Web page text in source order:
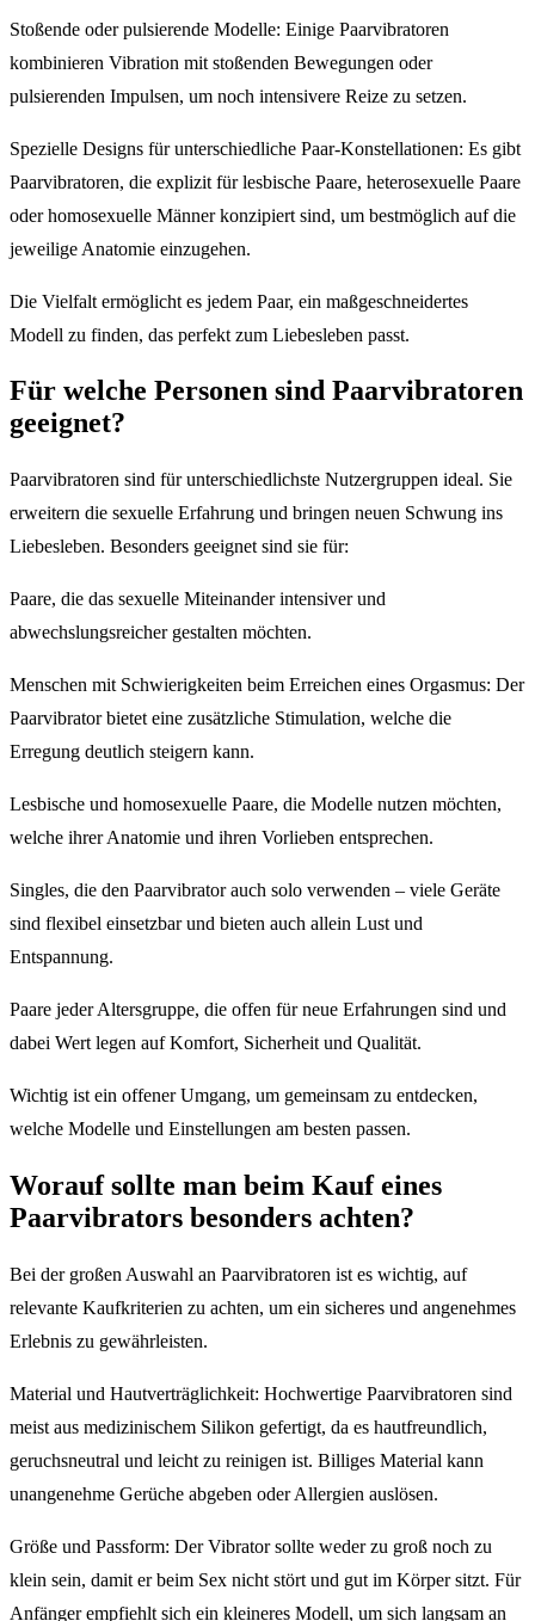
Stoßende oder pulsierende Modelle: Einige Paarvibratoren
kombinieren Vibration mit stoßenden Bewegungen oder
pulsierenden Impulsen, um noch intensivere Reize zu setzen.
Spezielle Designs für unterschiedliche Paar-Konstellationen: Es gibt
Paarvibratoren, die explizit für lesbische Paare, heterosexuelle Paare
oder homosexuelle Männer konzipiert sind, um bestmöglich auf die
jeweilige Anatomie einzugehen.
Die Vielfalt ermöglicht es jedem Paar, ein maßgeschneidertes
Modell zu finden, das perfekt zum Liebesleben passt.
Für welche Personen sind Paarvibratoren
geeignet?
Paarvibratoren sind für unterschiedlichste Nutzergruppen ideal. Sie
erweitern die sexuelle Erfahrung und bringen neuen Schwung ins
Liebesleben. Besonders geeignet sind sie für:
Paare, die das sexuelle Miteinander intensiver und
abwechslungsreicher gestalten möchten.
Menschen mit Schwierigkeiten beim Erreichen eines Orgasmus: Der
Paarvibrator bietet eine zusätzliche Stimulation, welche die
Erregung deutlich steigern kann.
Lesbische und homosexuelle Paare, die Modelle nutzen möchten,
welche ihrer Anatomie und ihren Vorlieben entsprechen.
Singles, die den Paarvibrator auch solo verwenden – viele Geräte
sind flexibel einsetzbar und bieten auch allein Lust und
Entspannung.
Paare jeder Altersgruppe, die offen für neue Erfahrungen sind und
dabei Wert legen auf Komfort, Sicherheit und Qualität.
Wichtig ist ein offener Umgang, um gemeinsam zu entdecken,
welche Modelle und Einstellungen am besten passen.
Worauf sollte man beim Kauf eines
Paarvibrators besonders achten?
Bei der großen Auswahl an Paarvibratoren ist es wichtig, auf
relevante Kaufkriterien zu achten, um ein sicheres und angenehmes
Erlebnis zu gewährleisten.
Material und Hautverträglichkeit: Hochwertige Paarvibratoren sind
meist aus medizinischem Silikon gefertigt, da es hautfreundlich,
geruchsneutral und leicht zu reinigen ist. Billiges Material kann
unangenehme Gerüche abgeben oder Allergien auslösen.
Größe und Passform: Der Vibrator sollte weder zu groß noch zu
klein sein, damit er beim Sex nicht stört und gut im Körper sitzt. Für
Anfänger empfiehlt sich ein kleineres Modell, um sich langsam an